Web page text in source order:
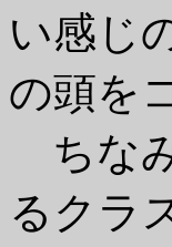
い感じ
の頭を
ちな
るクラ